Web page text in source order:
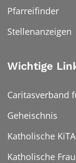
Pfarreifinder
Stellenanzeigen
Wichtige
Caritasverband
Geheischnis
Katholische
Katholische